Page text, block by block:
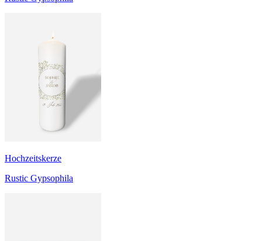
Hochzeitskerze
Rustic Gypsophila